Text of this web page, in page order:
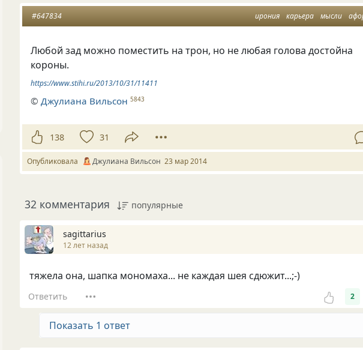
ирония карьера мысли
#647834
Любой зад можно поместить на трон, но не любая голова достойна
короны.
https://www.stihi.ru/2013/10/31/11411
©Джулиана Вильсон 5843
138 31
Опубликовала Джулиана Вильсон 23 мар 2014
32 комментария популярные
sagittarius
12 лет назад
тяжела она, шапка мономаха... не каждая шея сдюжит...;-)
Ответить 2
Показать 1 ответ